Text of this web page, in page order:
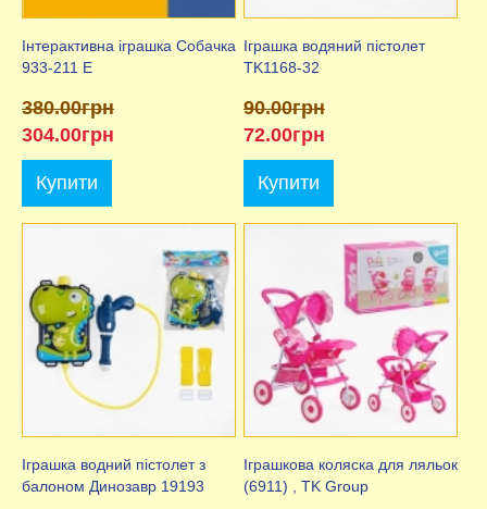
Інтерактивна іграшка Собачка
933-211 E
380.00грн
304.00грн
Купити
Іграшка водяний пістолет
TK1168-32
90.00грн
72.00грн
Купити
Іграшка водний пістолет з
балоном Динозавр 19193
Іграшкова коляска для ляльок
(6911) , TK Group